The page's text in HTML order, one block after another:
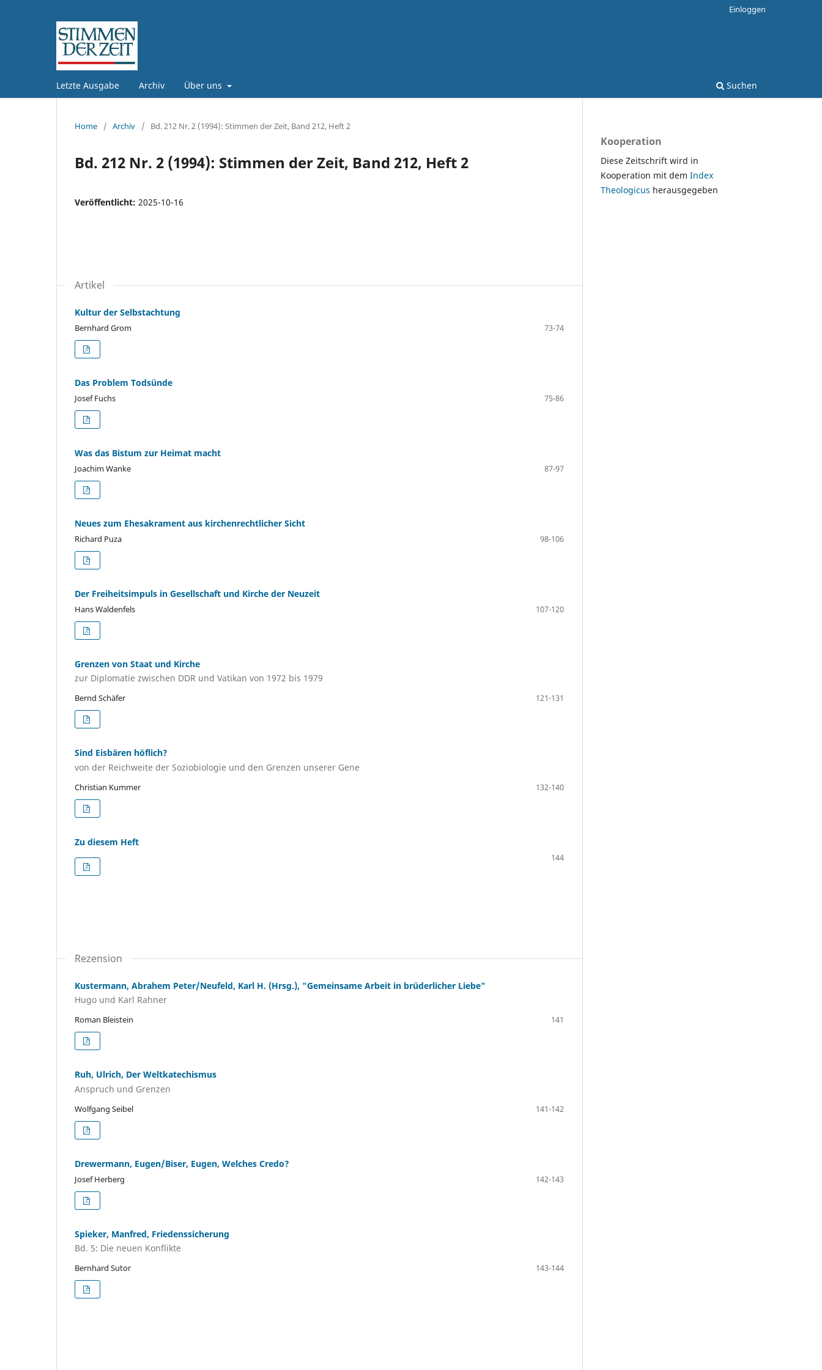
Letzte Ausgabe Archiv Über uns Suchen
Einloggen
Home / Archiv / Bd. 212 Nr. 2 (1994): Stimmen der Zeit, Band 212, Heft 2
Bd. 212 Nr. 2 (1994): Stimmen der Zeit, Band 212, Heft 2
Veröffentlicht: 2025-10-16
Artikel
Kultur der Selbstachtung
Bernhard Grom 73-74
Das Problem Todsünde
Josef Fuchs 75-86
Was das Bistum zur Heimat macht
Joachim Wanke 87-97
Neues zum Ehesakrament aus kirchenrechtlicher Sicht
Richard Puza 98-106
Der Freiheitsimpuls in Gesellschaft und Kirche der Neuzeit
Hans Waldenfels 107-120
Grenzen von Staat und Kirche
zur Diplomatie zwischen DDR und Vatikan von 1972 bis 1979
Bernd Schäfer 121-131
Sind Eisbären höflich?
von der Reichweite der Soziobiologie und den Grenzen unserer Gene
Christian Kummer 132-140
Zu diesem Heft
144
Rezension
Kustermann, Abrahem Peter/Neufeld, Karl H. (Hrsg.), "Gemeinsame Arbeit in brüderlicher Liebe"
Hugo und Karl Rahner
Roman Bleistein 141
Ruh, Ulrich, Der Weltkatechismus
Anspruch und Grenzen
Wolfgang Seibel 141-142
Drewermann, Eugen/Biser, Eugen, Welches Credo?
Josef Herberg 142-143
Spieker, Manfred, Friedenssicherung
Bd. 5: Die neuen Konflikte
Bernhard Sutor 143-144
Kooperation
Diese Zeitschrift wird in
Kooperation mit dem Index
Theologicus herausgegeben